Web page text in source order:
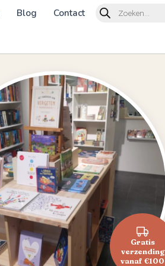
Blog Contact
Products
search
Gratis
verzending
vanaf €100